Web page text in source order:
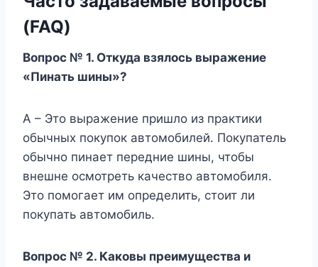
(FAQ)
Вопрос № 1. Откуда взялось выражение
«Пинать шины»?
A – Это выражение пришло из практики
обычных покупок автомобилей. Покупатель
обычно пинает передние шины, чтобы
внешне осмотреть качество автомобиля.
Это помогает им определить, стоит ли
покупать автомобиль.
Вопрос № 2. Каковы преимущества и